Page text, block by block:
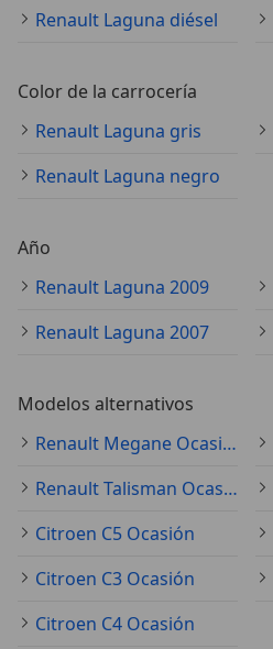
Renault Laguna diésel
Color de la carrocería
Renault Laguna gris
Renault Laguna negro
Año
Renault Laguna 2009
Renault Laguna 2007
Modelos alternativos
Renault Megane Ocasión
Renault Talisman Ocasión
Citroen C5 Ocasión
Citroen C3 Ocasión
Citroen C4 Ocasión